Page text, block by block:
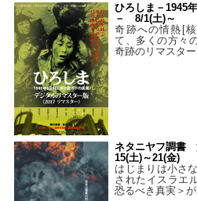
ひろしま－1945
－ 8/1(土)～
奇跡への情熱[
て、多くの方々
奇跡のリマスター
ネタニヤフ調書
15(土)～21(金)
はじまりは小さ
されたイスラエ
恐るべき真実＞が